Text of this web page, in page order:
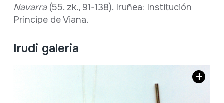
Navarra(55. zk., 91-138). Iruñea: Institución
Principe de Viana.
Irudi galeria